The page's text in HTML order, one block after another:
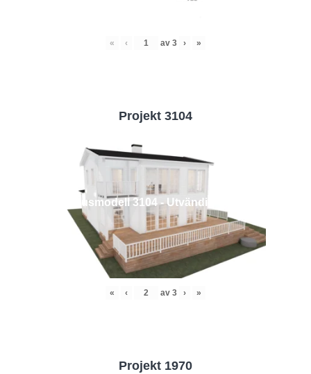
« ‹ av 3 › »
Projekt 3104
Husmodell 3104 - Utvändig vy 2
« ‹ av 3 › »
Projekt 1970